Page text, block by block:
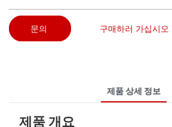
문의 구매하러 가십시오
제품 상세 정보
제품 개요